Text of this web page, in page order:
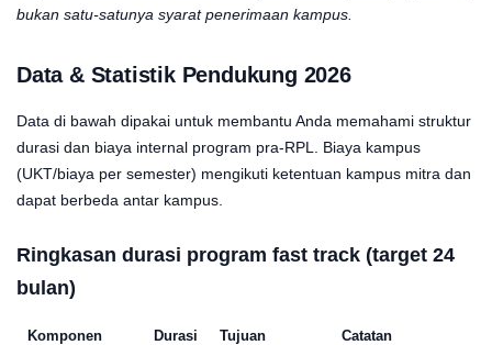
bukan satu-satunya syarat penerimaan kampus.
Data & Statistik Pendukung 2026
Data di bawah dipakai untuk membantu Anda memahami struktur
durasi dan biaya internal program pra-RPL. Biaya kampus
(UKT/biaya per semester) mengikuti ketentuan kampus mitra dan
dapat berbeda antar kampus.
Ringkasan durasi program fast track (target 24
bulan)
Komponen Durasi Tujuan Catatan